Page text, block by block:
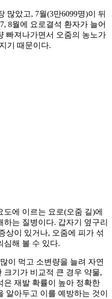
많았고, 7월(3만6099명)이 뒤
8월에 요로결석 환자가 늘어
빠져나가면서 오줌의 농노가
기 때문이다.
에 이르는 요로(오줌 길)에
는 질병이다. 갑자기 옆구리
상이 있거나, 오줌에 피가 섞
심해 볼 수 있다.
이 먹고 소변량을 늘려 자연
크기가 비교적 큰 경우 약물,
은 재발 확률이 높아 정확한
알아두고 이를 예방하는 것이